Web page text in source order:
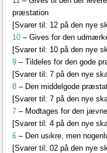
præstation
[Svarer til: 12 på den nye
10 – Gives for den
[Svarer til: 10 på den nye
9 – Tildeles for den gode
[Svarer til: 7 på den nye
8 – Den middelgode
[Svarer til: 7 på den nye
7 – Modtages for den
[Svarer til: 4 på den nye
6 – Den usikre, men
[Svarer til: 02 på den nye